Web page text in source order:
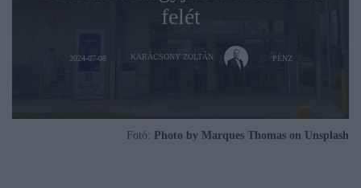
felét
2024-07-08 KARÁCSONY ZOLTÁN PÉNZ
Fotó: Photo by Marques Thomas on Unsplash